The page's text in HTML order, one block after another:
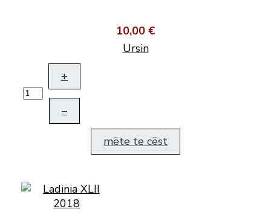
10,00 €
Ursin
+
–
mëte te cëst